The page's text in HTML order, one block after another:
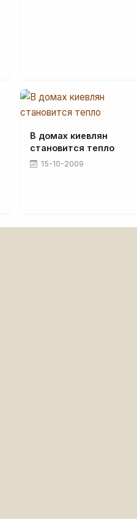
В домах киевлян
становится тепло
15-10-2009